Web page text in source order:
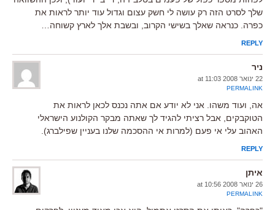
שלך לסרט הזה רק עושה לי חשק עצום וגדול עוד יותר לראות את
כפרה. כנראה שאלך בשישי הקרוב, ובשבת אלך לארץ קשוחה…
REPLY
ניר
22 ינואר 2008 at 11:03
PERMALINK
אה, ועוד משהו. אני לא יודע אם אתה נכנס לכאן לראות את
הטוקבקים, אבל רציתי להגיד לך שאתה מבקר הקולנוע הישראלי
האהוב עלי אי פעם (למרות אי ההסכמה שלנו בעניין שפילברג).
REPLY
איתן
26 ינואר 2008 at 10:56
PERMALINK